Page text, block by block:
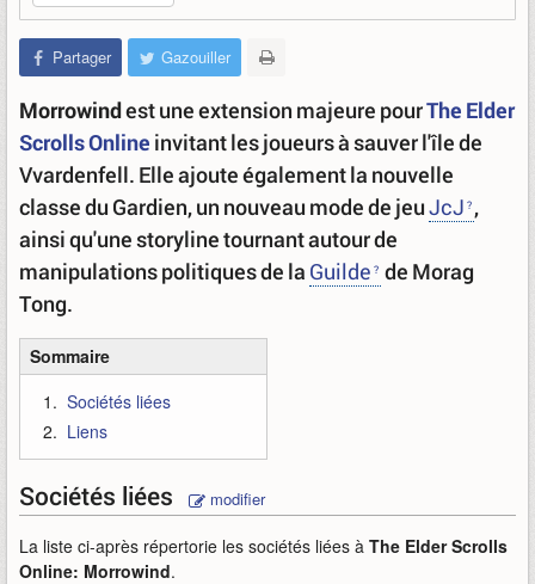
Partager Gazouiller
Morrowindest une extension majeure pourThe Elder
Scrolls Online invitant les joueurs à sauver l'île de
Vvardenfell. Elle ajoute également la nouvelle
classe du Gardien, un nouveau mode de jeuJcJ ,
ainsi qu'une storyline tournant autour de
manipulations politiques de la Guilde de Morag
Tong.
Sommaire
Sociétés liées
Liens
Sociétés liées modifier
La liste ci-après répertorie les sociétés liées à The Elder Scrolls
Online: Morrowind.